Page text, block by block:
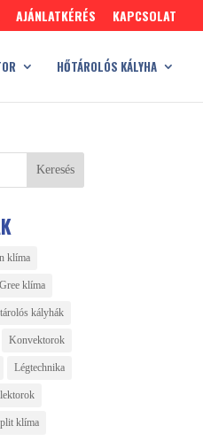
AJÁNLATKÉRÉS KAPCSOLAT
HŐTÁROLÓS KÁLYHA
klíma
Gree klíma
kályhák
Konvektorok
Légtechnika
klíma